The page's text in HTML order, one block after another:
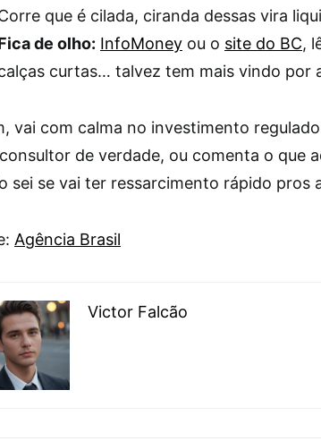
que é cilada, ciranda dessas vira
de olho: InfoMoney ou o site do BC,
curtas… talvez tem mais vindo por
vai com calma no investimento
de verdade, ou comenta o que
sei se vai ter ressarcimento rápido pros
Agência Brasil
Victor Falcão